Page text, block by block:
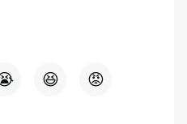
😆 😡